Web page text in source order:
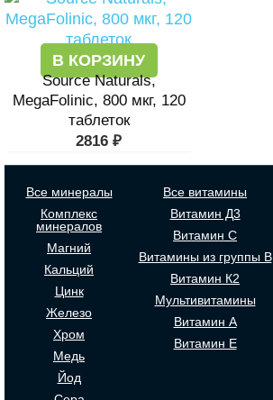
В КОРЗИНУ
Source Naturals,
MegaFolinic, 800 мкг, 120
таблеток
2816 ₽
Все минералы
Комплекс
минералов
Магний
Кальций
Цинк
Железо
Хром
Медь
Йод
Все витамины
Витамин Д3
Витамин С
Витамины из группы В
Витамин К2
Мультивитамины
Витамин А
Витамин Е